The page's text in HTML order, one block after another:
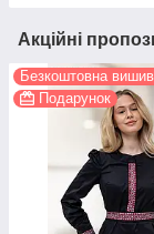
Акційні
Безкоштовна
Подарунок